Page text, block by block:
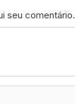
seu comentário.